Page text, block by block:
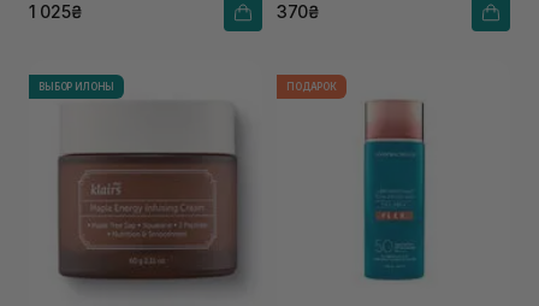
1 025₴ 370₴
ВЫБОР ИЛОНЫ ПОДАРОК